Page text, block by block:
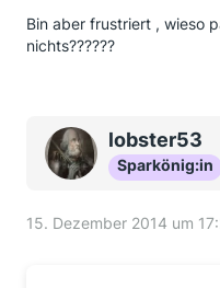
Bin aber frustriert , wieso
nichts??????
lobster53
Sparkönig:in
15. Dezember 2014 um